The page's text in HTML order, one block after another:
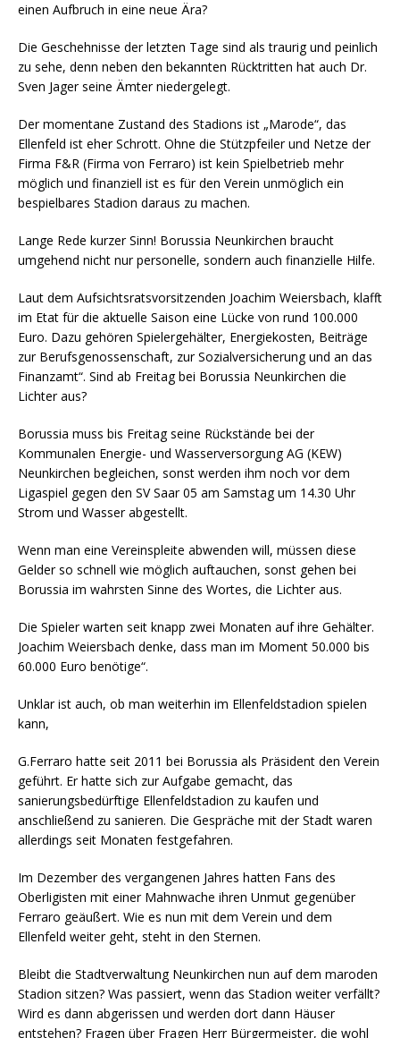
einen Aufbruch in eine neue Ära?
Die Geschehnisse der letzten Tage sind als traurig und peinlich
zu sehe, denn neben den bekannten Rücktritten hat auch Dr.
Sven Jager seine Ämter niedergelegt.
Der momentane Zustand des Stadions ist „Marode“, das
Ellenfeld ist eher Schrott. Ohne die Stützpfeiler und Netze der
Firma F&R (Firma von Ferraro) ist kein Spielbetrieb mehr
möglich und finanziell ist es für den Verein unmöglich ein
bespielbares Stadion daraus zu machen.
Lange Rede kurzer Sinn! Borussia Neunkirchen braucht
umgehend nicht nur personelle, sondern auch finanzielle Hilfe.
Laut dem Aufsichtsratsvorsitzenden Joachim Weiersbach, klafft
im Etat für die aktuelle Saison eine Lücke von rund 100.000
Euro. Dazu gehören Spielergehälter, Energiekosten, Beiträge
zur Berufsgenossenschaft, zur Sozialversicherung und an das
Finanzamt“. Sind ab Freitag bei Borussia Neunkirchen die
Lichter aus?
Borussia muss bis Freitag seine Rückstände bei der
Kommunalen Energie- und Wasserversorgung AG (KEW)
Neunkirchen begleichen, sonst werden ihm noch vor dem
Ligaspiel gegen den SV Saar 05 am Samstag um 14.30 Uhr
Strom und Wasser abgestellt.
Wenn man eine Vereinspleite abwenden will, müssen diese
Gelder so schnell wie möglich auftauchen, sonst gehen bei
Borussia im wahrsten Sinne des Wortes, die Lichter aus.
Die Spieler warten seit knapp zwei Monaten auf ihre Gehälter.
Joachim Weiersbach denke, dass man im Moment 50.000 bis
60.000 Euro benötige“.
Unklar ist auch, ob man weiterhin im Ellenfeldstadion spielen
kann,
G.Ferraro hatte seit 2011 bei Borussia als Präsident den Verein
geführt. Er hatte sich zur Aufgabe gemacht, das
sanierungsbedürftige Ellenfeldstadion zu kaufen und
anschließend zu sanieren. Die Gespräche mit der Stadt waren
allerdings seit Monaten festgefahren.
Im Dezember des vergangenen Jahres hatten Fans des
Oberligisten mit einer Mahnwache ihren Unmut gegenüber
Ferraro geäußert. Wie es nun mit dem Verein und dem
Ellenfeld weiter geht, steht in den Sternen.
Bleibt die Stadtverwaltung Neunkirchen nun auf dem maroden
Stadion sitzen? Was passiert, wenn das Stadion weiter verfällt?
Wird es dann abgerissen und werden dort dann Häuser
entstehen? Fragen über Fragen Herr Bürgermeister, die wohl